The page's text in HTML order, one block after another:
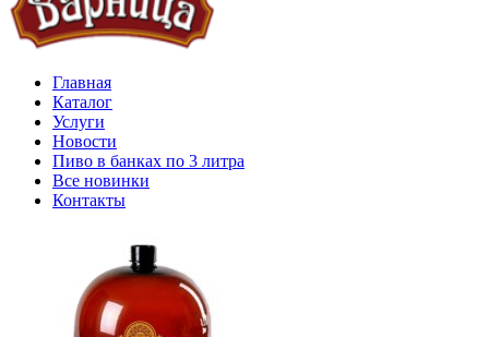
Главная
Каталог
Услуги
Новости
Пиво в банках по 3 литра
Все новинки
Контакты